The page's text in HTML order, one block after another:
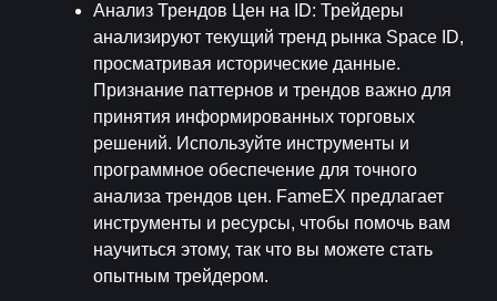
Анализ Трендов Цен на ID: Трейдеры
анализируют текущий тренд рынка Space ID,
просматривая исторические данные.
Признание паттернов и трендов важно для
принятия информированных торговых
решений. Используйте инструменты и
программное обеспечение для точного
анализа трендов цен. FameEX предлагает
инструменты и ресурсы, чтобы помочь вам
научиться этому, так что вы можете стать
опытным трейдером.